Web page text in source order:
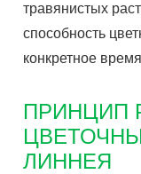
травянистых
способность
конкретное
ПРИНЦИП
ЛИННЕЯ